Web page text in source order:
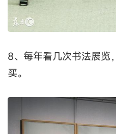
8、每年看几次书法展览
买。